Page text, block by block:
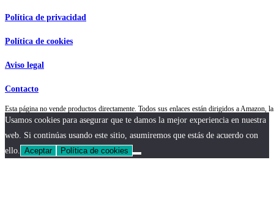
Política de privacidad
Política de cookies
Aviso legal
Contacto
Esta página no vende productos directamente. Todos sus enlaces están dirigidos a
Usamos cookies para asegurar que te damos la mejor experiencia en nuestra
web. Si continúas usando este sitio, asumiremos que estás de acuerdo con
ello. Aceptar Política de cookies